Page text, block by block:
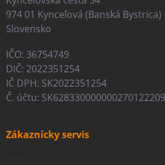
974 01 Kynceľová (Banská Bystrica)
Slovensko
IČO: 36754749
DIČ: 2022351254
IČ DPH: SK2022351254
Č. účtu:
Zákaznícky servis